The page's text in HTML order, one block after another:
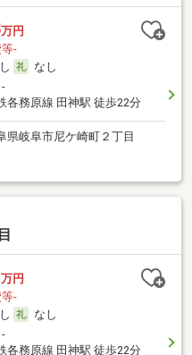
万円
-
なし
各務原線 田神駅 徒歩22分
県岐阜市尼ケ崎町２丁目
万円
-
なし
各務原線 田神駅 徒歩22分